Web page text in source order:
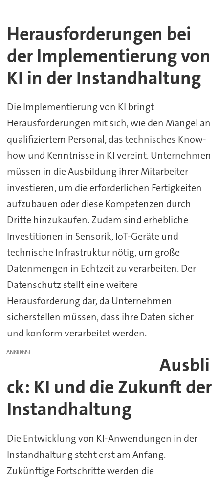
Herausforderungen bei
der Implementierung von
KI in der Instandhaltung
Die Implementierung von KI bringt
Herausforderungen mit sich, wie den Mangel an
qualifiziertem Personal, das technisches Know-
how und Kenntnisse in KI vereint. Unternehmen
müssen in die Ausbildung ihrer Mitarbeiter
investieren, um die erforderlichen Fertigkeiten
aufzubauen oder diese Kompetenzen durch
Dritte hinzukaufen. Zudem sind erhebliche
Investitionen in Sensorik, IoT-Geräte und
technische Infrastruktur nötig, um große
Datenmengen in Echtzeit zu verarbeiten. Der
Datenschutz stellt eine weitere
Herausforderung dar, da Unternehmen
sicherstellen müssen, dass ihre Daten sicher
und konform verarbeitet werden.
ANZEIGE
Ausbli
ck: KI und die Zukunft der
Instandhaltung
Die Entwicklung von KI-Anwendungen in der
Instandhaltung steht erst am Anfang.
Zukünftige Fortschritte werden die